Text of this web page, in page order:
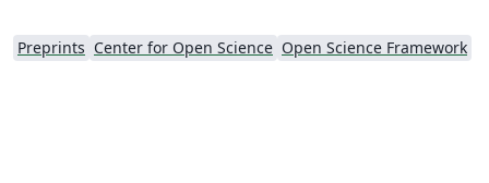
Preprints Center for Open Science Open Science Framework